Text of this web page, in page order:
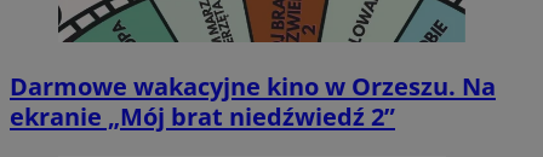
Darmowe wakacyjne kino w Orzeszu. Na
ekranie „Mój brat niedźwiedź 2”